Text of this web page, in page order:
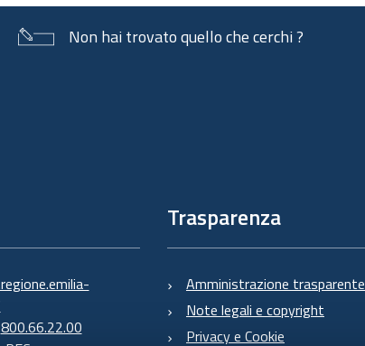
Non hai trovato quello che cerchi ?
800.66.22.00
Trasparenza
Amministrazione trasparente
Note legali e copyright
Privacy e Cookie